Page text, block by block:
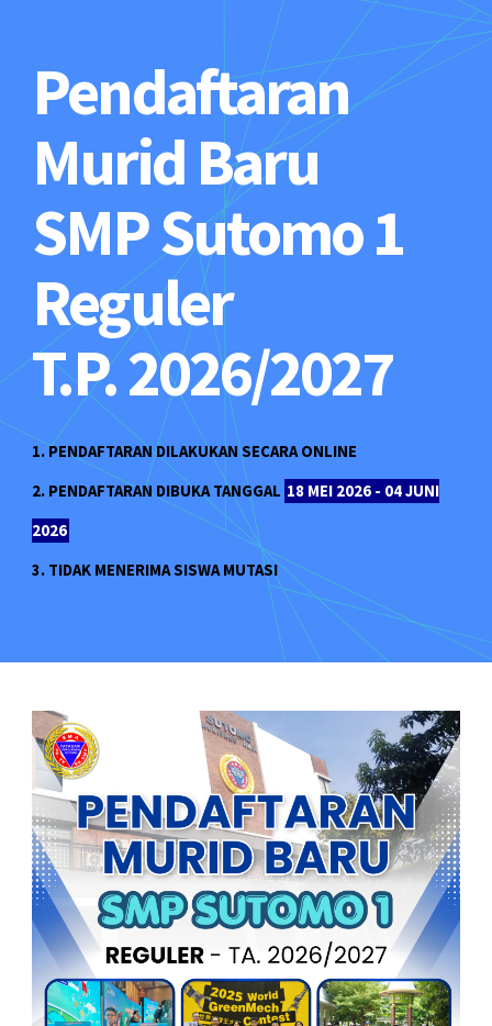
Pendaftaran
Murid Baru
SMP Sutomo 1
Reguler
T.P. 2026/2027
1. PENDAFTARAN DILAKUKAN SECARA ONLINE
2. PENDAFTARAN DIBUKA TANGGAL 18 MEI 2026 - 04 JUNI
2026
3. TIDAK MENERIMA SISWA MUTASI